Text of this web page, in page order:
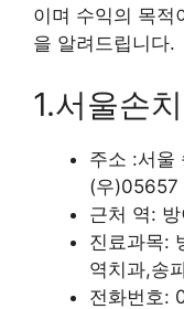
이며 수익의 목적
을 알려드립니다.
1.서울손
주소 :서울
(우)05657
근처 역:
진료과목:
역치과,송
전화번호: